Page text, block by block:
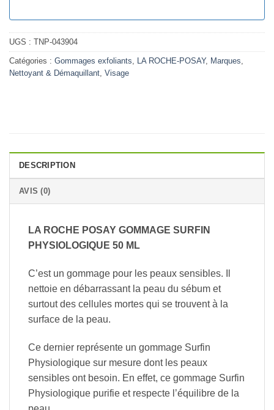
UGS : TNP-043904
Catégories : Gommages exfoliants, LA ROCHE-POSAY, Marques,
Nettoyant & Démaquillant, Visage
DESCRIPTION
AVIS (0)
LA ROCHE POSAY GOMMAGE SURFIN
PHYSIOLOGIQUE 50 ML
C’est un gommage pour les peaux sensibles. Il
nettoie en débarrassant la peau du sébum et
surtout des cellules mortes qui se trouvent à la
surface de la peau.
Ce dernier représente un gommage Surfin
Physiologique sur mesure dont les peaux
sensibles ont besoin. En effet, ce gommage Surfin
Physiologique purifie et respecte l’équilibre de la